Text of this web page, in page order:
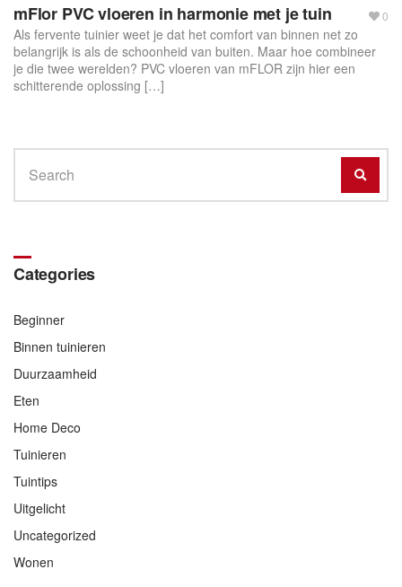
mFlor PVC vloeren in harmonie met je tuin
Als fervente tuinier weet je dat het comfort van binnen net zo
belangrijk is als de schoonheid van buiten. Maar hoe combineer
je die twee werelden? PVC vloeren van mFLOR zijn hier een
schitterende oplossing […]
0
for:
Categories
Beginner
Binnen tuinieren
Duurzaamheid
Eten
Home Deco
Tuinieren
Tuintips
Uitgelicht
Uncategorized
Wonen